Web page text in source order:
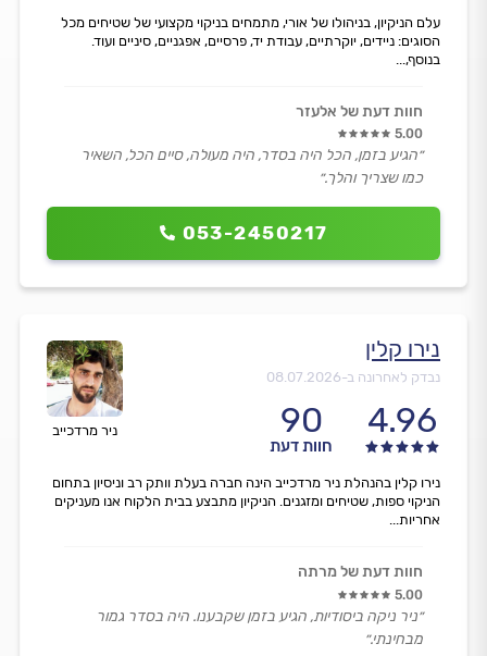
053-2450217
עלם הניקיון, בניהולו של אורי, מתמחים בניקוי מקצועי של שטיחים מכל
הסוגים: ניידים, יוקרתיים, עבודת יד, פרסיים, אפגניים, סיניים ועוד.
בנוסף,...
חוות דעת של אלעזר
5.00
״הגיע בזמן, הכל היה בסדר, היה מעולה, סיים הכל, השאיר
כמו שצריך והלך.״
ניר מרדכייב
נירו קלין
נבדק לאחרונה ב-08.07.2026
4.96
90
חוות דעת
נירו קלין בהנהלת ניר מרדכייב הינה חברה בעלת וותק רב וניסיון בתחום
הניקוי ספות, שטיחים ומזגנים. הניקיון מתבצע בבית הלקוח אנו מעניקים
אחריות...
חוות דעת של מרתה
5.00
״ניר ניקה ביסודיות, הגיע בזמן שקבענו. היה בסדר גמור
מבחינתי.״